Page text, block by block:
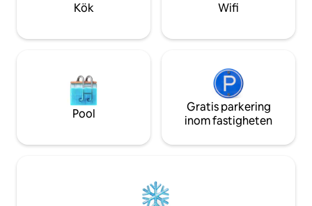
kaffe/te.
Kök Wifi
Pool
Gratis parkering
inom fastigheten